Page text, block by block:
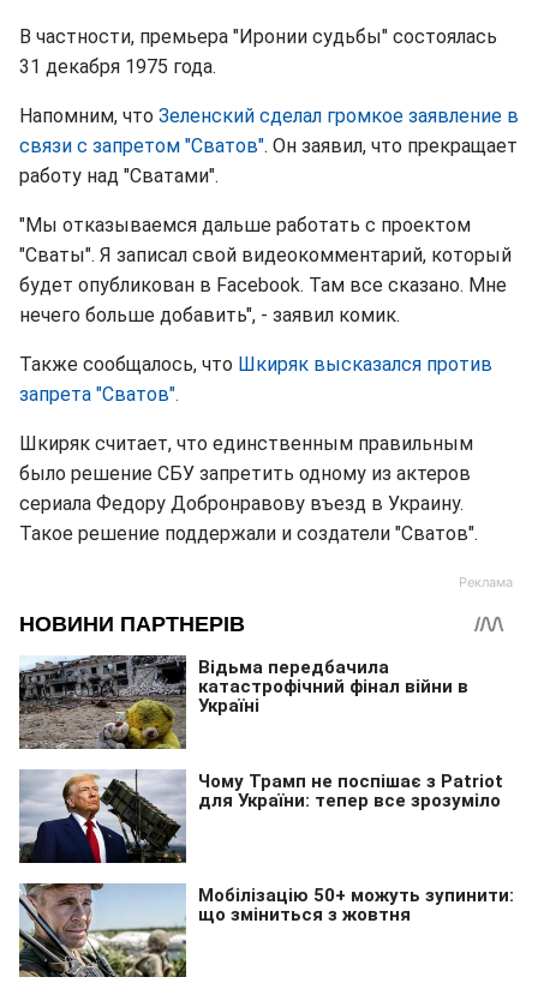
В частности, премьера "Иронии судьбы" состоялась
31 декабря 1975 года.
Напомним, что Зеленский сделал громкое заявление в
связи с запретом "Сватов". Он заявил, что прекращает
работу над "Сватами".
"Мы отказываемся дальше работать с проектом
"Сваты". Я записал свой видеокомментарий, который
будет опубликован в Facebook. Там все сказано. Мне
нечего больше добавить", - заявил комик.
Также сообщалось, что Шкиряк высказался против
запрета "Сватов".
Шкиряк считает, что единственным правильным
было решение СБУ запретить одному из актеров
сериала Федору Добронравову въезд в Украину.
Такое решение поддержали и создатели "Сватов".